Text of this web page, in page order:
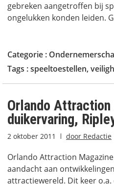
gebreken aangetroffen bij
ongelukken konden leiden.
Categorie :
Tags :speeltoestellen,
Orlando Attraction
duikervaring,
2 oktober 2011 door Redactie
Orlando Attraction
aandacht aan
attractiewereld. Dit keer